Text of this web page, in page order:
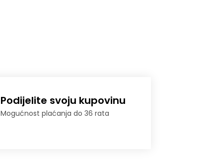
Podijelite svoju kupovinu
Mogućnost plaćanja do 36 rata